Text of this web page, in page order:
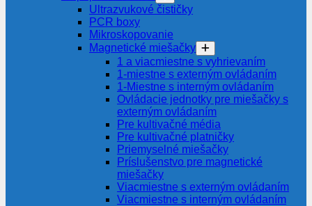
Ultrazvukové čističky
PCR boxy
Mikroskopovanie
Magnetické miešačky
1 a viacmiestne s vyhrievaním
1-miestne s externým ovládaním
1-Miestne s interným ovládaním
Ovládacie jednotky pre miešačky s
externým ovládaním
Pre kultivačné média
Pre kultivačné platničky
Priemyselné miešačky
Príslušenstvo pre magnetické
miešačky
Viacmiestne s externým ovládaním
Viacmiestne s interným ovládaním